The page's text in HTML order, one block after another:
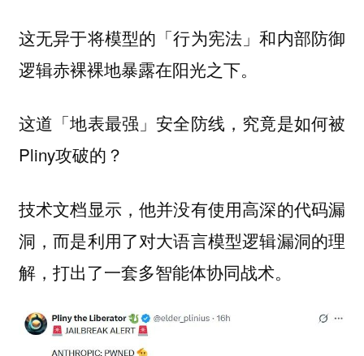
这无异于将模型的「行为宪法」和内部防御
逻辑赤裸裸地暴露在阳光之下。
这道「地表最强」安全防线，究竟是如何被
Pliny攻破的？
技术文档显示，他并没有使用高深的代码漏
洞，而是利用了对大语言模型逻辑漏洞的理
解，打出了一套多智能体协同战术。